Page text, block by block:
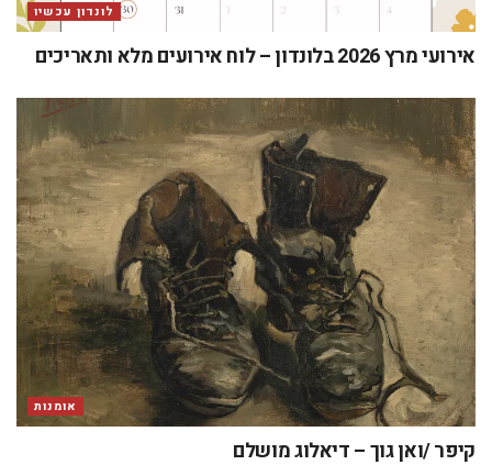
לונדון עכשיו
אירועי מרץ 2026 בלונדון – לוח אירועים מלא ותאריכים
אומנות
קיפר /ואן גוך – דיאלוג מושלם